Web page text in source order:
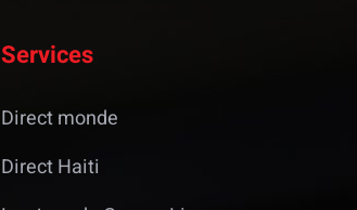
Services
Direct monde
Direct Haiti